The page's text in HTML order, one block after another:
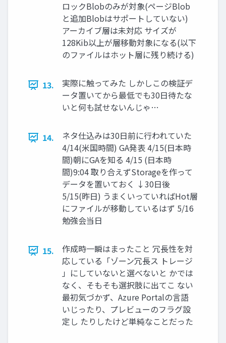
ロックBlobのみが対象(ページBlob
と追加Blobはサポートしていない)
アーカイブ層は未対応 サイズが
128Kib以上が層移動対象になる(以下
のファイルはホット層に残り続ける)
13.
実際に触ってみた しかしこの検証デ
ータ置いてから最低でも30日待たな
いと何も試せないんじゃ…
14.
ネタ仕込みは30日前に行われていた
4/14(米国時間) GA発表 4/15(日本時
間)朝にGAを知る 4/15 (日本時
間)9:04 取り合えずStorageを作って
データを置いておく ↓30日後
5/15(昨日) うまくいっていればHot層
にファイルが移動しているはず 5/16
勉強会当日
15.
作成時一瞬はまったこと 冗長性を対
応している「ゾーン冗長ス トレージ
」にしていないと選べないと かでは
なく、そもそも選択肢に出てこ ない
最初気づかず、Azure Portalの言語
いじったり、プレビューのフラグ設
定し たりしたけど単純なことだった